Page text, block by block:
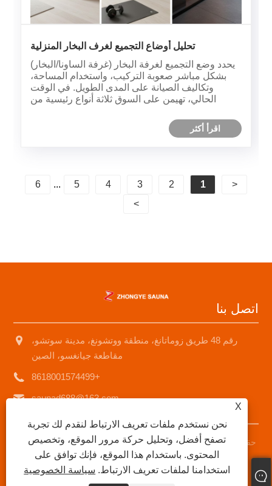
تحليل أوضاع التجميع لغرف البخار المنزلية
يحدد وضع التجميع لغرفة البخار (غرفة الساونا/البخار)
بشكل مباشر صعوبة التركيب، واستخدام المساحة،
وتكاليف الصيانة على المدى الطويل. في الوقت
الحالي، تهيمن على السوق ثلاثة أنواع رئيسية من
الجاهزة، والتجميع المخصص في الموقع.
اقرأ أكثر
<
1
2
3
4
5
...
6
>
اتصل بنا
رقم 48 طريق زوماتانغ، منطقة ووتشونغ، مدينة سوتشو،
مقاطعة جيانغسو، الصين
+8618001574499
saunad688@163.com
حقوق الطبع والنشر © 2025 شركة سوتشو Zhongye لمعدات الساونا
المحدودة جميع الحقوق محفوظة.
Links
|
Sitemap
|
RSS
|
XML
|سياسة الخصوصية|
X
نحن نستخدم ملفات تعريف الارتباط لنقدم لك تجربة
تصفح أفضل، وتحليل حركة مرور الموقع، وتخصيص
المحتوى. باستخدام هذا الموقع، فإنك توافق على
استخدامنا لملفات تعريف الارتباط. سياسة الخصوصية